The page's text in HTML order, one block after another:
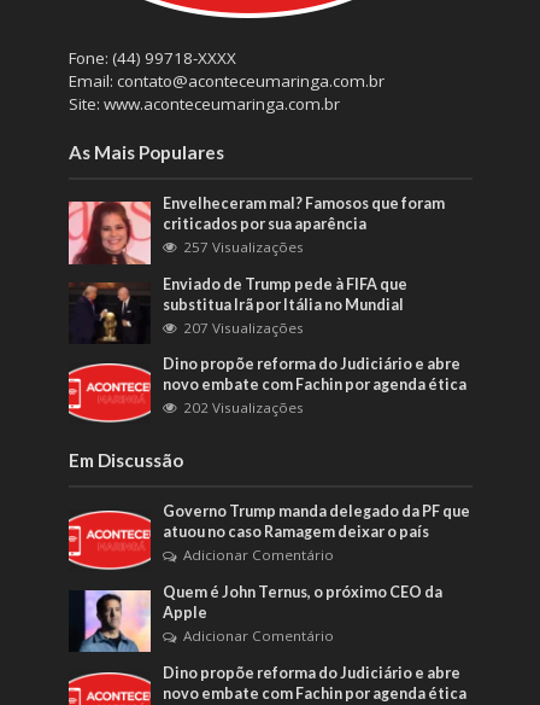
Fone: (44) 99718-XXXX
Email: contato@aconteceumaringa.com.br
Site: www.aconteceumaringa.com.br
As Mais Populares
Envelheceram mal? Famosos que foram
criticados por sua aparência
257 Visualizações
Enviado de Trump pede à FIFA que
substitua Irã por Itália no Mundial
207 Visualizações
Dino propõe reforma do Judiciário e abre
novo embate com Fachin por agenda ética
202 Visualizações
Em Discussão
Governo Trump manda delegado da PF que
atuou no caso Ramagem deixar o país
Adicionar Comentário
Quem é John Ternus, o próximo CEO da
Apple
Adicionar Comentário
Dino propõe reforma do Judiciário e abre
novo embate com Fachin por agenda ética